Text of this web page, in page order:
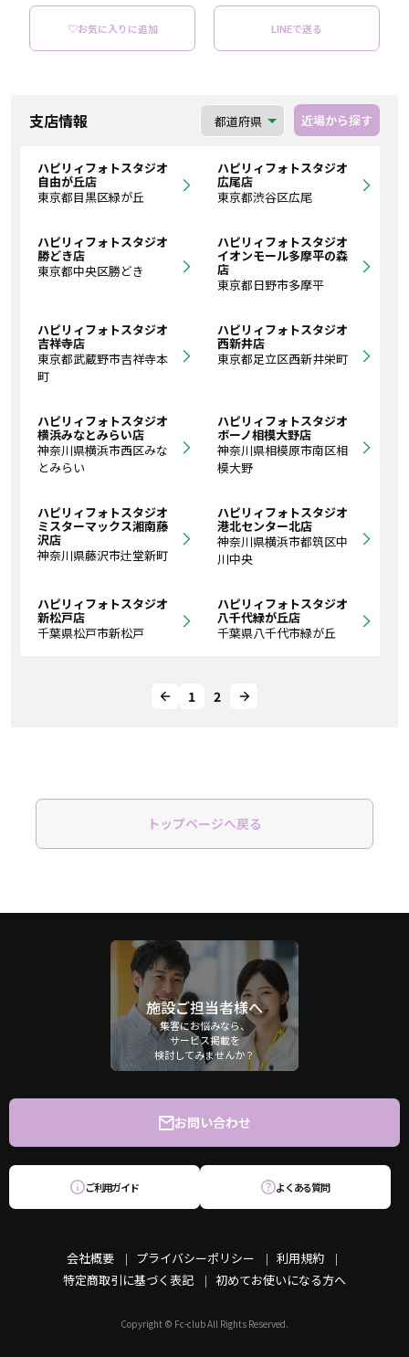
♡お気に入りに追加 LINEで送る
支店情報 近場から探す
ハピリィフォトスタジオ
自由が丘店
東京都目黒区緑が丘
ハピリィフォトスタジオ
広尾店
東京都渋谷区広尾
ハピリィフォトスタジオ
勝どき店
東京都中央区勝どき
ハピリィフォトスタジオ
イオンモール多摩平の森
店
東京都日野市多摩平
ハピリィフォトスタジオ
吉祥寺店
東京都武蔵野市吉祥寺本
町
ハピリィフォトスタジオ
西新井店
東京都足立区西新井栄町
ハピリィフォトスタジオ
横浜みなとみらい店
神奈川県横浜市西区みな
とみらい
ハピリィフォトスタジオ
ボーノ相模大野店
神奈川県相模原市南区相
模大野
ハピリィフォトスタジオ
ミスターマックス湘南藤
沢店
神奈川県藤沢市辻堂新町
ハピリィフォトスタジオ
港北センター北店
神奈川県横浜市都筑区中
川中央
ハピリィフォトスタジオ
新松戸店
千葉県松戸市新松戸
ハピリィフォトスタジオ
八千代緑が丘店
千葉県八千代市緑が丘
1 2
トップページへ戻る
施設ご担当者様へ
集客にお悩みなら、
サービス掲載を
検討してみませんか？
会社概要 プライバシーポリシー
利用規約
特定商取引に基づく表記
初めてお使いになる方へ
お問い合わせ
ご利用ガイド よくある質問
Copyright © Fc-club All Rights Reserved.